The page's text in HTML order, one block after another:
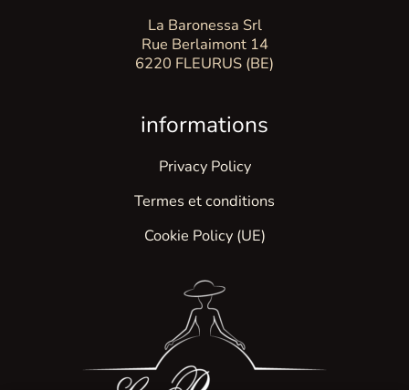
La Baronessa Srl
Rue Berlaimont 14
6220 FLEURUS (BE)
informations
Privacy Policy
Termes et conditions
Cookie Policy (UE)